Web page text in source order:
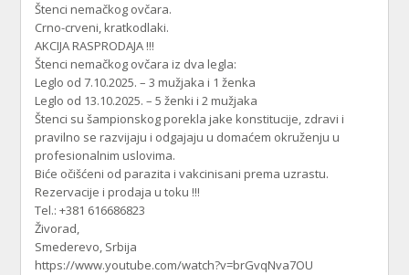
Štenci nemačkog ovčara.
Crno-crveni, kratkodlaki.
AKCIJA RASPRODAJA !!!
Štenci nemačkog ovčara iz dva legla:
Leglo od 7.10.2025. – 3 mužjaka i 1 ženka
Leglo od 13.10.2025. – 5 ženki i 2 mužjaka
Štenci su šampionskog porekla jake konstitucije, zdravi i
pravilno se razvijaju i odgajaju u domaćem okruženju u
profesionalnim uslovima.
Biće očišćeni od parazita i vakcinisani prema uzrastu.
Rezervacije i prodaja u toku !!!
Tel.: +381 616686823
Živorad,
Smederevo, Srbija
https://www.youtube.com/watch?v=brGvqNva7OU